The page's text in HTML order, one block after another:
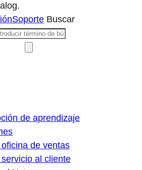
Soporte Buscar
de aprendizaje
de ventas
al cliente